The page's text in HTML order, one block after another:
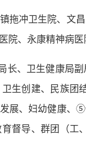
拖冲卫生院、文
院、永康精神病
、卫生健康局
生创建、民族
展、妇幼健康、
督导、群团（工